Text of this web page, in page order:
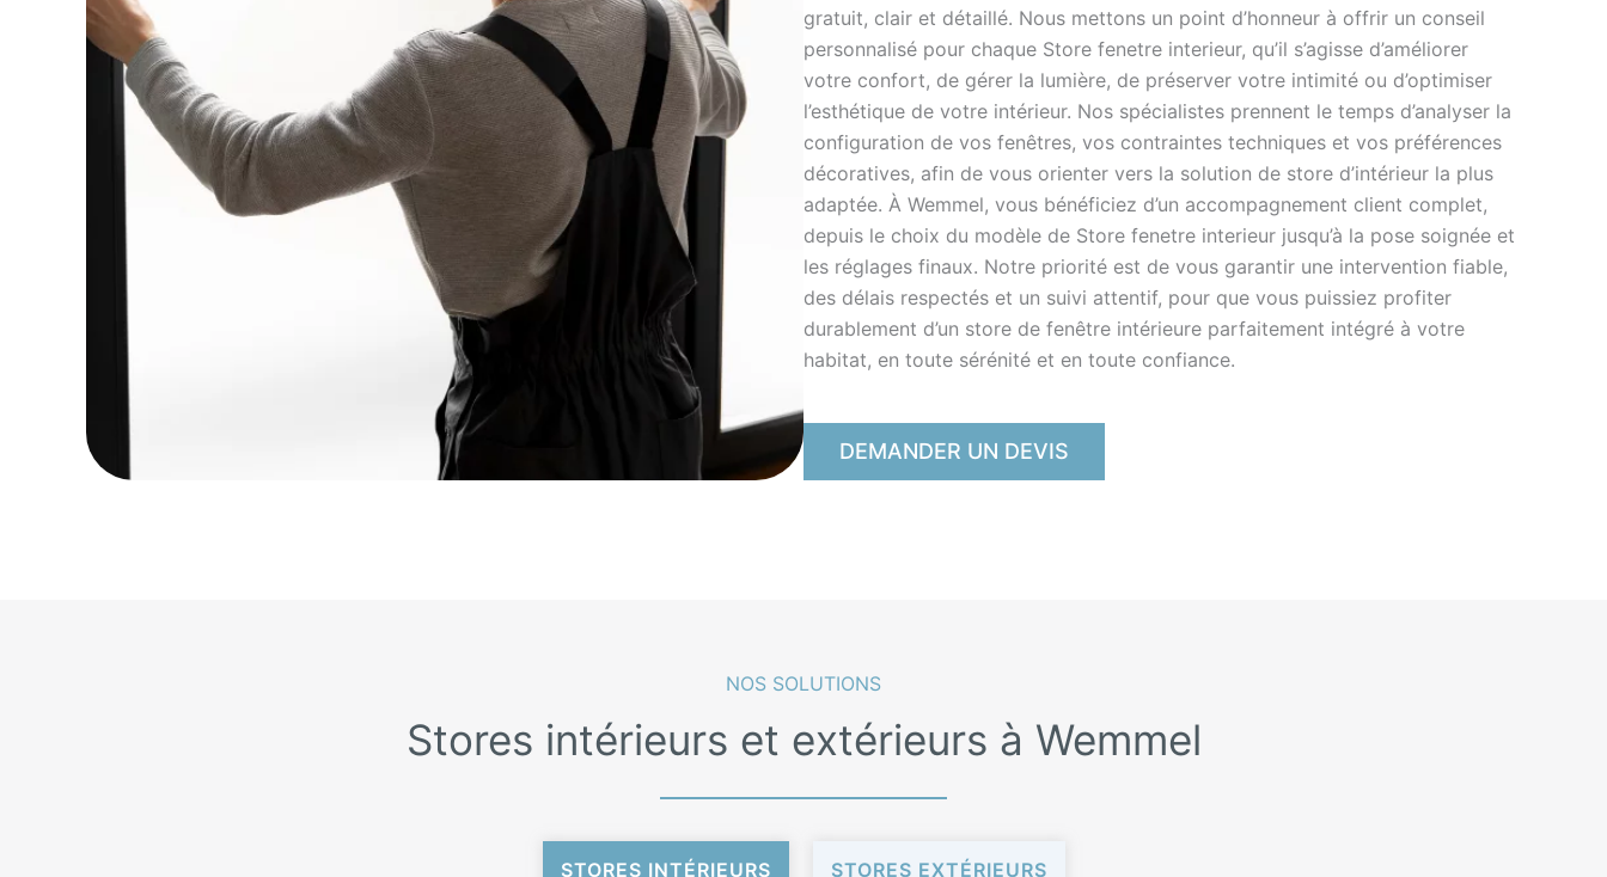
gratuit, clair et détaillé. Nous mettons un point d’honneur à offrir un conseil
personnalisé pour chaque Store fenetre interieur, qu’il s’agisse d’améliorer
votre confort, de gérer la lumière, de préserver votre intimité ou d’optimiser
l’esthétique de votre intérieur. Nos spécialistes prennent le temps d’analyser la
configuration de vos fenêtres, vos contraintes techniques et vos préférences
décoratives, afin de vous orienter vers la solution de store d’intérieur la plus
adaptée. À Wemmel, vous bénéficiez d’un accompagnement client complet,
depuis le choix du modèle de Store fenetre interieur jusqu’à la pose soignée et
les réglages finaux. Notre priorité est de vous garantir une intervention fiable,
des délais respectés et un suivi attentif, pour que vous puissiez profiter
durablement d’un store de fenêtre intérieure parfaitement intégré à votre
habitat, en toute sérénité et en toute confiance.
DEMANDER UN DEVIS
NOS SOLUTIONS
Stores intérieurs et extérieurs à Wemmel
STORES INTÉRIEURS STORES EXTÉRIEURS